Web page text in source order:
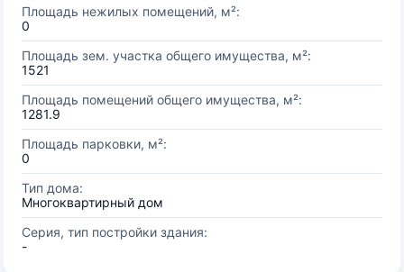
Площадь нежилых помещений, м²:
0
Площадь зем. участка общего имущества, м²:
1521
Площадь помещений общего имущества, м²:
1281.9
Площадь парковки, м²:
0
Тип дома:
Многоквартирный дом
Серия, тип постройки здания:
-